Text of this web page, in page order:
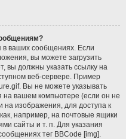
ваших сообщениях. Если
вы можете загрузить
вы должны указать ссылку на
веб-сервере. Пример
Вы не можете указывать
на вашем компьютере (если он не
изображения, для доступа к
например, на почтовые ящики
сайты и т. п. Для указания
тег BBCode [img].